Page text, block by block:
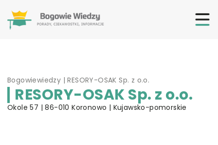
Bogowiewiedzy |RESORY-OSAK Sp. z o.o.
RESORY-OSAK Sp. z o.o.
Okole 57 | 86-010 Koronowo | Kujawsko-pomorskie